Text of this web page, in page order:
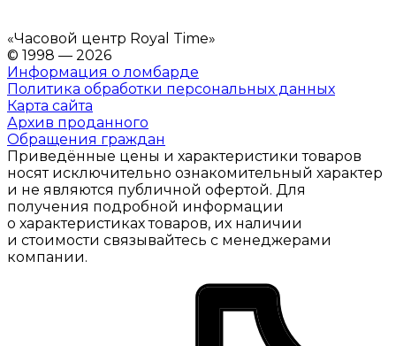
«Часовой центр Royal Time»
© 1998 — 2026
Информация о ломбарде
Политика обработки персональных данных
Карта сайта
Архив проданного
Обращения граждан
Приведённые цены и характеристики товаров
носят исключительно ознакомительный характер
и не являются публичной офертой. Для
получения подробной информации
о характеристиках товаров, их наличии
и стоимости связывайтесь с менеджерами
компании.